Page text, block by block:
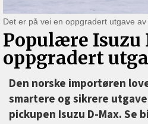
Det er på vei en oppgradert utgave
Populære Isuzu
oppgradert
Den norske importøren
smartere og sikrere
pickupen Isuzu D-Max. Se